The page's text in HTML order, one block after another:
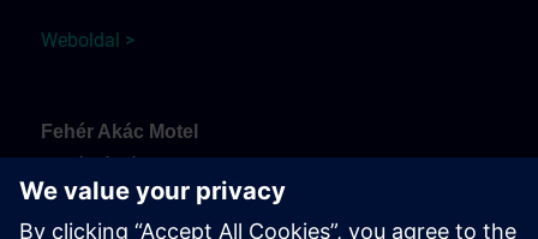
Weboldal >
Fehér Akác Motel
9099 Pér